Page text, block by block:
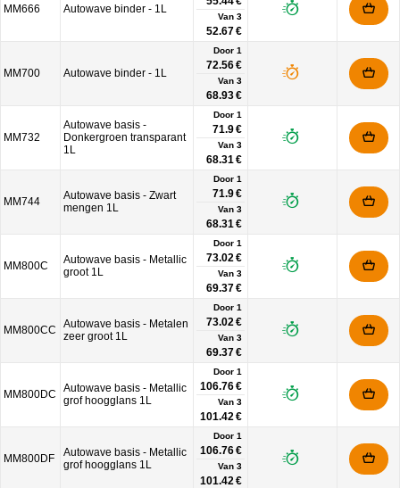
MM666 Autowave binder - 1L
Van 3
52.67 €
MM700 Autowave binder - 1L
Door 1
72.56 €
Van 3
68.93 €
MM732
Autowave basis -
Donkergroen transparant
1L
Door 1
71.9 €
Van 3
68.31 €
MM744
Autowave basis - Zwart
mengen 1L
Door 1
71.9 €
Van 3
68.31 €
MM800C
Autowave basis - Metallic
groot 1L
Door 1
73.02 €
Van 3
69.37 €
MM800CC
Autowave basis - Metalen
zeer groot 1L
Door 1
73.02 €
Van 3
69.37 €
MM800DC
Autowave basis - Metallic
grof hoogglans 1L
Door 1
106.76 €
Van 3
101.42 €
MM800DF
Autowave basis - Metallic
grof hoogglans 1L
Door 1
106.76 €
Van 3
101.42 €